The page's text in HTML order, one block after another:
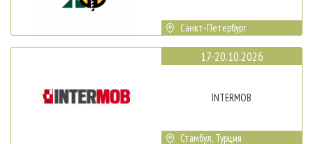
Санкт-Петербург
17-20.10.2026
INTERMOB
Стамбул, Турция